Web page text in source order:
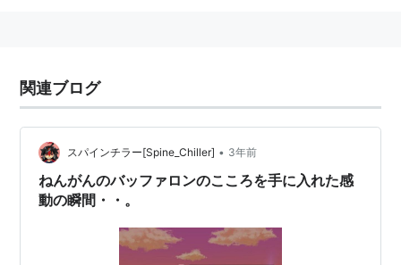
関連ブログ
スパインチラー[Spine_Chiller] • 3年前
ねんがんのバッファロンのこころを手に入れた感
動の瞬間・・。